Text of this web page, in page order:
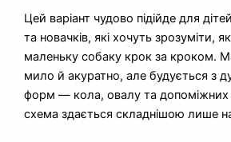
Цей варіант чудово підійде для
та новачків, які хочуть зрозуміти,
маленьку собаку крок за кроком.
мило й акуратно, але будується з
форм — кола, овалу та допоміжних
схема здається складнішою лише